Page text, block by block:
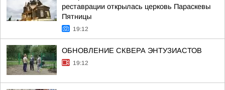
реставрации открылась церковь Параскевы
Пятницы
19:12
ОБНОВЛЕНИЕ СКВЕРА ЭНТУЗИАСТОВ
19:12